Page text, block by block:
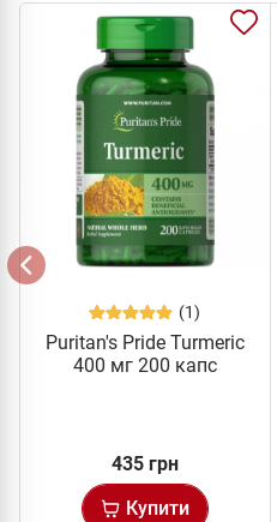
(1)
Puritan's Pride Turmeric
400 мг 200 капс
435 грн
Купити